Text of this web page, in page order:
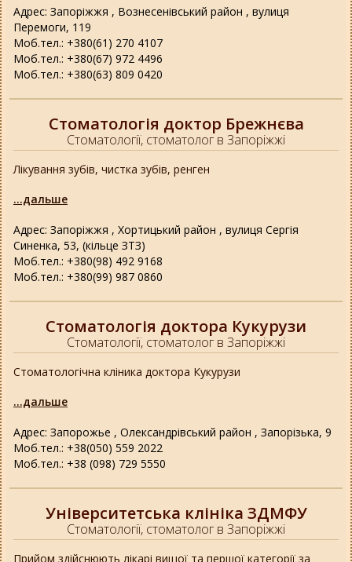
Адрес: Запоріжжя , Вознесенівський район , вулиця
Перемоги, 119
Моб.тел.: +380(61) 270 4107
Моб.тел.: +380(67) 972 4496
Моб.тел.: +380(63) 809 0420
Стоматологія доктор Брежнєва
Стоматології, стоматолог в Запоріжжі
Адрес: Запоріжжя , Хортицький район , вулиця Сергія
Синенка, 53, (кільце ЗТЗ)
Моб.тел.: +380(98) 492 9168
Моб.тел.: +380(99) 987 0860
Лікування зубів, чистка зубів, ренген
...дальше
Стоматологія доктора Кукурузи
Стоматології, стоматолог в Запоріжжі
Адрес: Запорожье , Олександрівський район , Запорізька, 9
Моб.тел.: +38(050) 559 2022
Моб.тел.: +38 (098) 729 5550
Стоматологічна кліника доктора Кукурузи
...дальше
Університетська клініка ЗДМФУ
Стоматології, стоматолог в Запоріжжі
Прийом здійснюють лікарі вищої та першої категорії за